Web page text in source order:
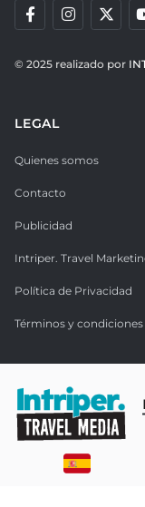
© 2025 realizado por
LEGAL
Quienes somos
Contacto
Publicidad
Intriper. Travel
Política de Privacidad
Términos y condiciones